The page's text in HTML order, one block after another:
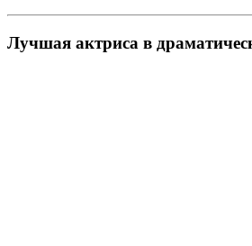
Лучшая актриса в